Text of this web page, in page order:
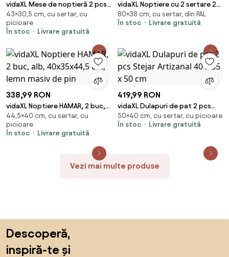
vidaXL Mese de noptieră 2 pcs
Gri din beton 30,5 x 30 x 43 cm
43×30,5 cm, cu sertar, cu
picioare
În stoc
Livrare gratuită
vidaXL Noptiere cu 2 sertare 2
buc Gri Sonoma 38x34x80 cm
80×38 cm, cu sertar, din PAL
În stoc
Livrare gratuită
338,99 RON
vidaXL Noptiere HAMAR, 2 buc,
alb, 40x35x44,5 cm, lemn masiv
de pin
44,5×40 cm, cu sertar, cu
picioare
În stoc
Livrare gratuită
419,99 RON
vidaXL Dulapuri de pat 2 pcs
Stejar Artizanal 40 x 35 x 50 cm
50×40 cm, cu sertar, cu picioare
În stoc
Livrare gratuită
Vezi mai multe produse
Descoperă,
inspiră-te și